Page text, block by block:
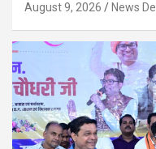
August 9, 2026 News